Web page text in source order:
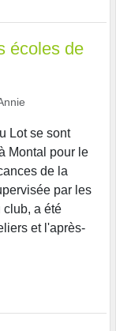
écoles de
Lot se sont
Montal pour le
de la
par les
club, a été
et l'après-